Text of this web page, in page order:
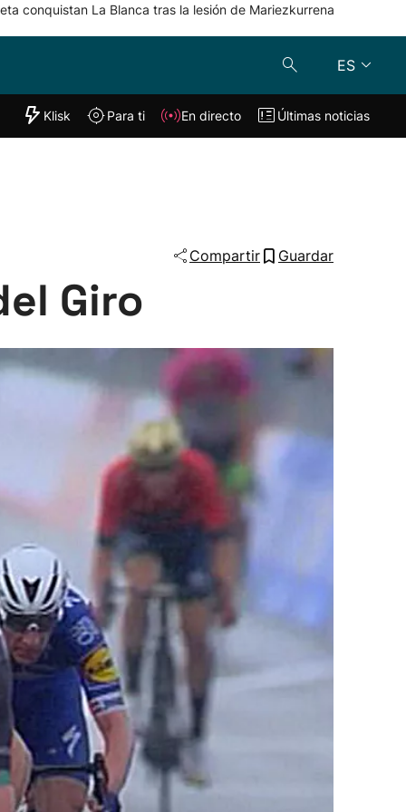
conquistan La Blanca tras la lesión de Mariezkurrena
ES
"Helmuga"
Klisk En directo
Klisk Para ti En directo Últimas noticias
Compartir Guardar
Giro